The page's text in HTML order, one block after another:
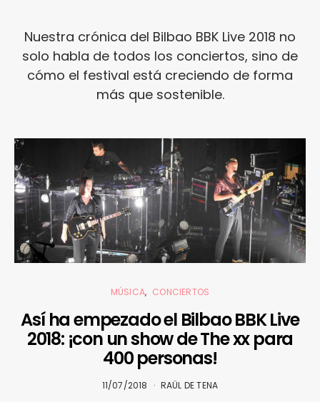
Nuestra crónica del Bilbao BBK Live 2018 no
solo habla de todos los conciertos, sino de
cómo el festival está creciendo de forma
más que sostenible.
MÚSICA CONCIERTOS
Así ha empezado el Bilbao BBK Live
2018: ¡con un show de The xx para
400 personas!
11/07/2018 RAÜL DE TENA